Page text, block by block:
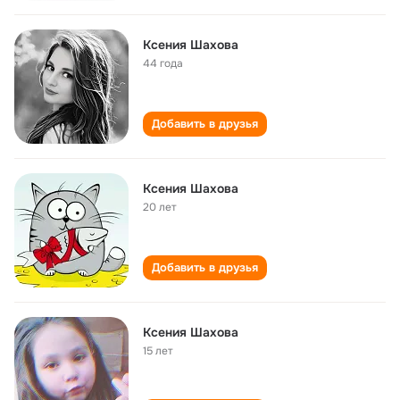
Ксения Шахова
44 года
Добавить в друзья
Ксения Шахова
20 лет
Добавить в друзья
Ксения Шахова
15 лет